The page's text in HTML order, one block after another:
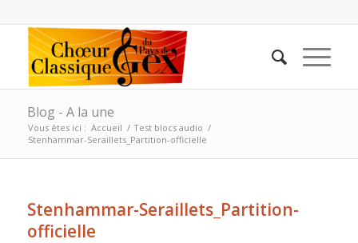
Blog - A la une
Vous êtes ici : Accueil / Test blocs audio /
Stenhammar-Seraillets_Partition-officielle
Stenhammar-Seraillets_Partition-
officielle